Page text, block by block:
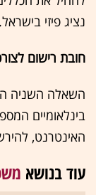
נציג פיזי בישראל.
חובת רישום
השאלה השניה
בינלאומיים
האינטרנט,
עוד בנושא